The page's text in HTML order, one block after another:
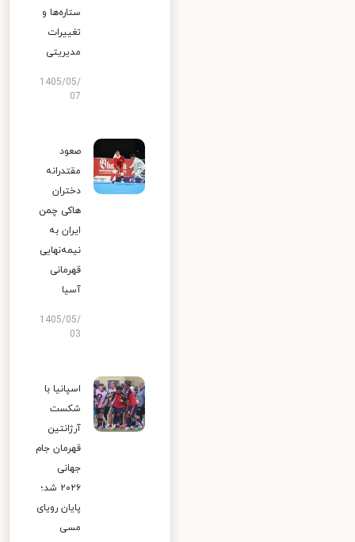
ستاره‌ها و
تغییرات
مدیریتی
1405/05/
07
صعود
مقتدرانه
دختران
هاکی چمن
ایران به
نیمه‌نهایی
قهرمانی
آسیا
1405/05/
03
اسپانیا با
شکست
آرژانتین
قهرمان جام
جهانی
۲۰۲۶ شد؛
پایان رویای
مسی